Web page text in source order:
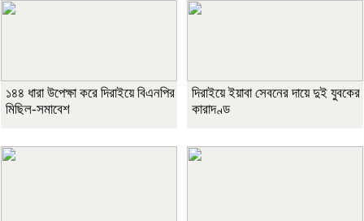
১৪৪ ধারা উপেক্ষা করে দিরাইয়ে বিএনপির
মিছিল-সমাবেশ
দিরাইয়ে ইয়াবা সেবনের দায়ে দুই যুবকের
কারাদণ্ড